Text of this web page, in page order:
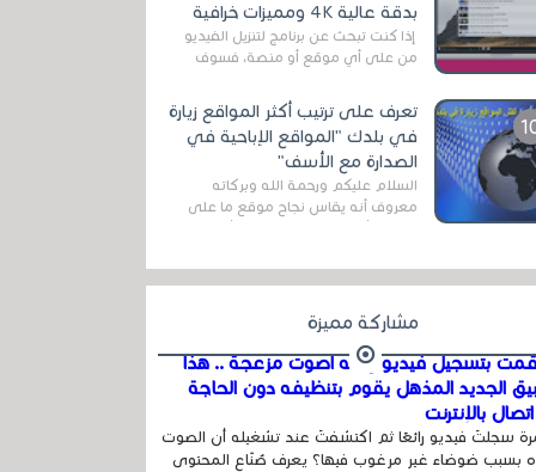
بدقة عالية 4K ومميزات خرافية
إذا كنت تبحث عن برنامج لتنزيل الفيديو
من على أي موقع أو منصة، فسوف
الخاصة بالبرامج والتطبيقات في هذا
المج...
تعرف على ترتيب أكثر المواقع زيارة
في بلدك "المواقع الإباحية في
الصدارة مع الأسف"
السلام عليكم ورحمة الله وبركاته
معروف أنه يقاس نجاح موقع ما على
في...
مشاركة مميزة
بتسجيل فيديو وفيه أصوت مزعجة .. هذا
الجديد المذهل يقوم بتنظيفه دون الحاجة
بالإنترنت
سجلتَ فيديو رائعًا ثم اكتشفتَ عند تشغيله أن الصوت
بسبب ضوضاء غير مرغوب فيها؟ يعرف صُنّاع المحتوى